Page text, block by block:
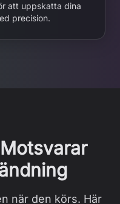
att uppskatta dina
precision.
när den körs. Här